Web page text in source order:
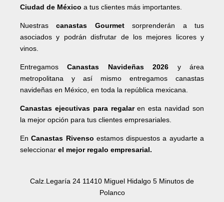
Ciudad de México a tus clientes más importantes.
Nuestrascanastas Gourmetsorprenderán a tus
asociados y podrán disfrutar de los mejores licores y
vinos.
EntregamosCanastas Navideñas 2026 y área
metropolitana y así mismo entregamos canastas
navideñas en México, en toda la república mexicana.
Canastas ejecutivas para regalaren esta navidad son
la mejor opción para tus clientes empresariales.
EnCanastas Rivenso estamos dispuestos a ayudarte a
seleccionar el mejor regalo empresarial.
Calz.Legaría 24 11410 Miguel Hidalgo 5 Minutos de
Polanco